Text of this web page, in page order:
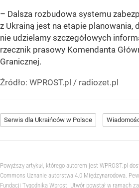
– Dalsza rozbudowa systemu
z Ukrainą jest na etapie planowania,
nie udzielamy szczegółowych
rzecznik prasowy Komendanta
Granicznej.
Źródło: WPROST.pl / radiozet.pl
Serwis dla Ukraińców w Polsce
Powyższy artykuł, którego autorem jest WPROST.pl
Commons Uznanie autorstwa 4.0 Międzynarodowa.
Fundacji Tygodnika Wprost. Utwór powstał w ramach